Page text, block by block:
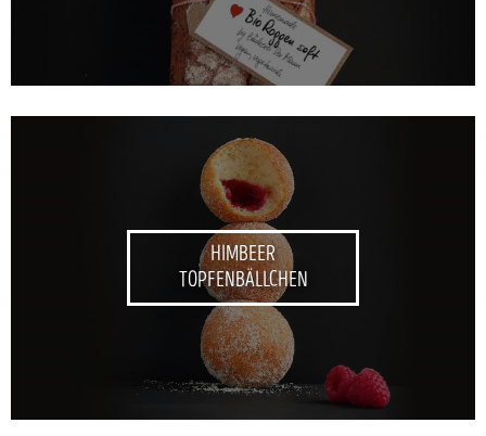
HIMBEER
TOPFENBÄLLCHEN